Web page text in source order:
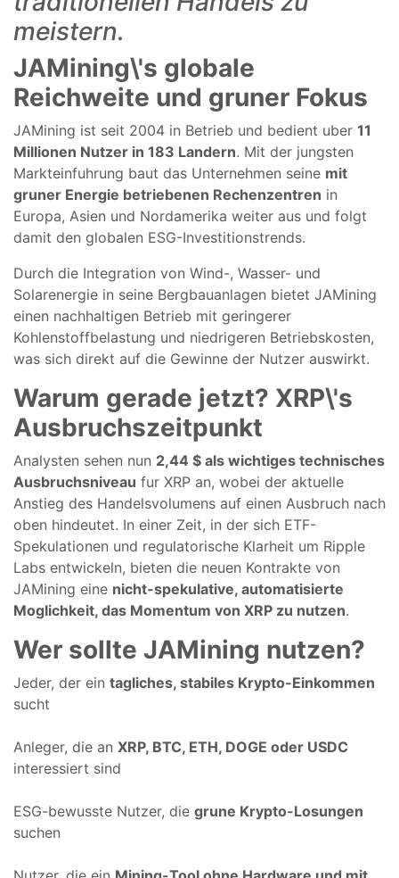
meistern.
JAMining\'s globale
Reichweite und gruner Fokus
JAMining ist seit 2004 in Betrieb und bedient uber 11
Millionen Nutzer in 183 Landern. Mit der jungsten
Markteinfuhrung baut das Unternehmen seine mit
gruner Energie betriebenen Rechenzentren in
Europa, Asien und Nordamerika weiter aus und folgt
damit den globalen ESG-Investitionstrends.
Durch die Integration von Wind-, Wasser- und
Solarenergie in seine Bergbauanlagen bietet JAMining
einen nachhaltigen Betrieb mit geringerer
Kohlenstoffbelastung und niedrigeren Betriebskosten,
was sich direkt auf die Gewinne der Nutzer auswirkt.
Warum gerade jetzt? XRP\'s
Ausbruchszeitpunkt
Analysten sehen nun 2,44 $ als wichtiges technisches
Ausbruchsniveau fur XRP an, wobei der aktuelle
Anstieg des Handelsvolumens auf einen Ausbruch nach
oben hindeutet. In einer Zeit, in der sich ETF-
Spekulationen und regulatorische Klarheit um Ripple
Labs entwickeln, bieten die neuen Kontrakte von
JAMining eine nicht-spekulative, automatisierte
Moglichkeit, das Momentum von XRP zu nutzen.
Wer sollte JAMining nutzen?
Jeder, der ein tagliches, stabiles Krypto-Einkommen
sucht
Anleger, die an XRP, BTC, ETH, DOGE oder USDC
interessiert sind
ESG-bewusste Nutzer, die grune Krypto-Losungen
suchen